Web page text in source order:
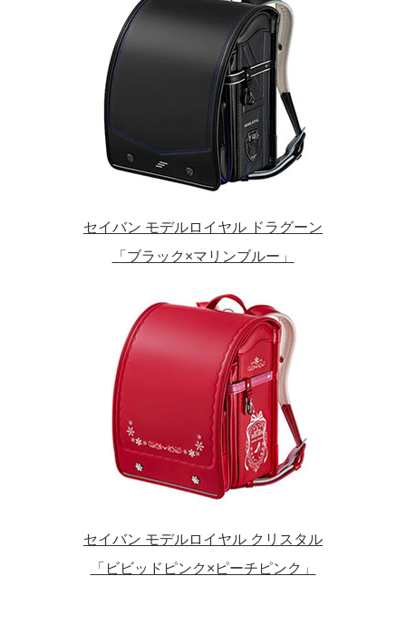
セイバン モデルロイヤル ドラグーン
「ブラック×マリンブルー」
セイバン モデルロイヤル クリスタル
「ビビッドピンク×ピーチピンク」